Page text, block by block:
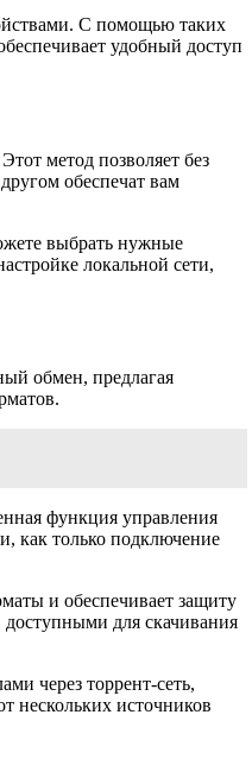
С помощью таких
удобный доступ
метод позволяет без
обеспечат вам
выбрать нужные
локальной сети,
обмен, предлагая
функция управления
как только подключение
и обеспечивает защиту
для скачивания
через торрент-сеть,
нескольких источников